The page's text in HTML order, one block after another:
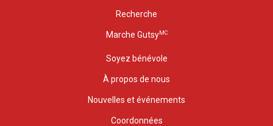
Recherche
Marche GutsyMC
Soyez bénévole
À propos de nous
Nouvelles et événements
Coordonnées